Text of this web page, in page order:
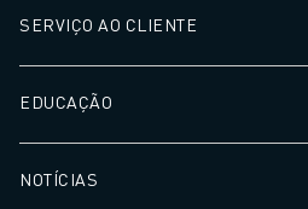
SERVIÇO AO CLIENTE
EDUCAÇÃO
NOTÍCIAS